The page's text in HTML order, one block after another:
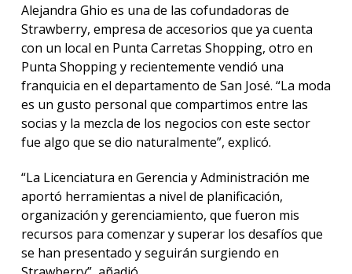
Alejandra Ghio es una de las cofundadoras de
Strawberry, empresa de accesorios que ya cuenta
con un local en Punta Carretas Shopping, otro en
Punta Shopping y recientemente vendió una
franquicia en el departamento de San José. “La moda
es un gusto personal que compartimos entre las
socias y la mezcla de los negocios con este sector
fue algo que se dio naturalmente”, explicó.
“La Licenciatura en Gerencia y Administración me
aportó herramientas a nivel de planificación,
organización y gerenciamiento, que fueron mis
recursos para comenzar y superar los desafíos que
se han presentado y seguirán surgiendo en